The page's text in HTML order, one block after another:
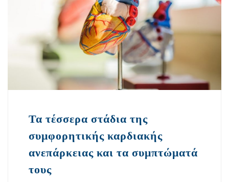
Τα τέσσερα στάδια της
συμφορητικής καρδιακής
ανεπάρκειας και τα συμπτώματά
τους